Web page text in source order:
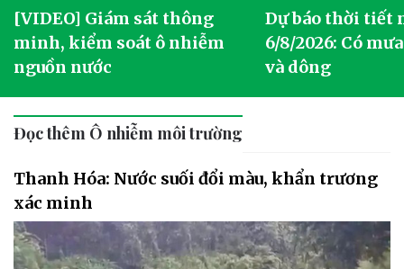
[VIDEO] Giám sát thông
minh, kiểm soát ô nhiễm
nguồn nước
Dự báo thời tiết
6/8/2026: Có
và dông
Đọc thêm Ô nhiễm môi trường
Thanh Hóa: Nước suối đổi màu, khẩn trương
xác minh